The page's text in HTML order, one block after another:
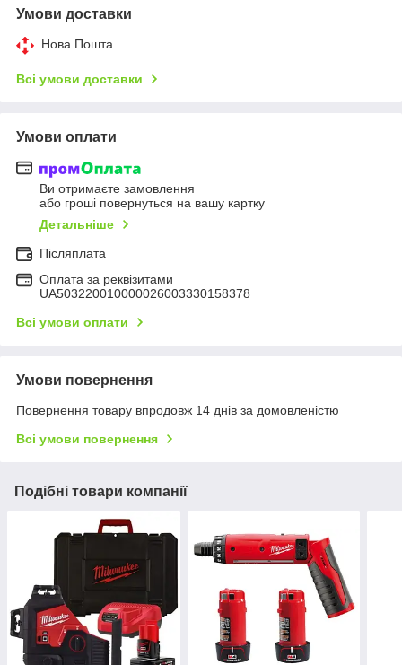
Умови доставки
Нова Пошта
Всі умови доставки
Умови оплати
Ви отримаєте замовлення
або гроші повернуться на вашу картку
Детальніше
Післяплата
Оплата за реквізитами
UA503220010000026003330158378
Всі умови оплати
Умови повернення
Повернення товару впродовж 14 днів за домовленістю
Всі умови повернення
Подібні товари компанії